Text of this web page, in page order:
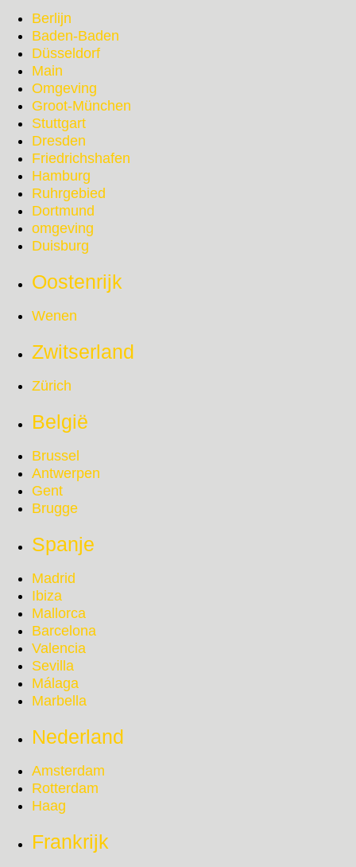
Berlijn
Baden-Baden
Düsseldorf
Main
Omgeving
Groot-München
Stuttgart
Dresden
Friedrichshafen
Hamburg
Ruhrgebied
Dortmund
omgeving
Duisburg
Oostenrijk
Wenen
Zwitserland
Zürich
België
Brussel
Antwerpen
Gent
Brugge
Spanje
Madrid
Ibiza
Mallorca
Barcelona
Valencia
Sevilla
Málaga
Marbella
Nederland
Amsterdam
Rotterdam
Haag
Frankrijk